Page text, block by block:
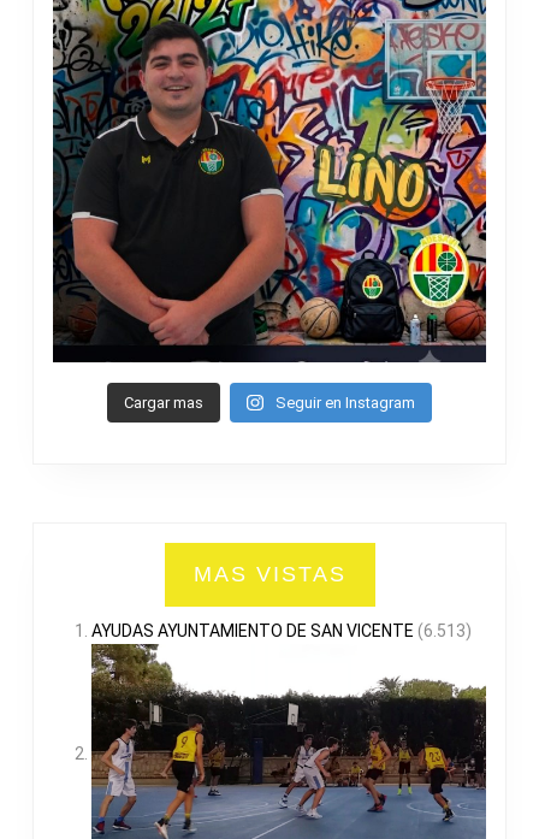
Cargar mas Seguir en Instagram
MAS VISTAS
AYUDAS AYUNTAMIENTO DE SAN VICENTE (6.513)